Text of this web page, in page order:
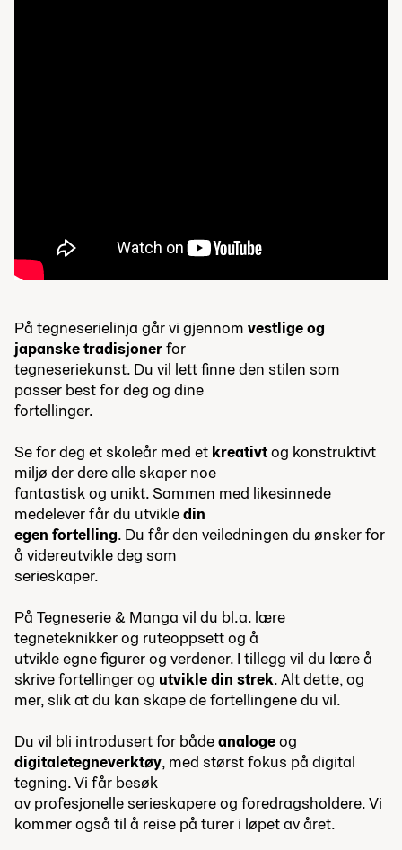
På tegneserielinja går vi gjennom vestlige og
japanske tradisjonerfor
tegneseriekunst. Du vil lett finne den stilen som
passer best for deg og dine
fortellinger.
Se for deg et skoleår med et kreativtog konstruktivt
miljø der dere alle skaper noe
fantastisk og unikt. Sammen med likesinnede
medelever får du utvikledin
egen fortelling. Du får den veiledningen du ønsker for
å videreutvikle deg som
serieskaper.
På Tegneserie & Manga vil du bl.a. lære
tegneteknikker og ruteoppsett og å
utvikle egne figurer og verdener. I tillegg vil du lære å
skrive fortellinger og utvikle din strek. Alt dette, og
mer, slik at du kan skape de fortellingene du vil.
Du vil bli introdusert for bådeanalogeog
digitaletegneverktøy, med størst fokus på digital
tegning. Vi får besøk
av profesjonelle serieskapere og foredragsholdere. Vi
kommer også til å reise på turer i løpet av året.